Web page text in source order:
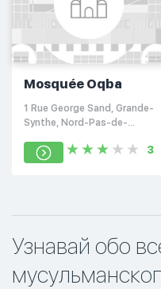
Mosquée Oqba
1 Rue George Sand, Grande-
Synthe, Nord-Pas-de-
3
Узнавай обо